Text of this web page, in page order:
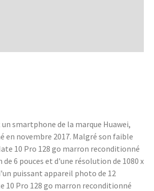
un smartphone de la marque Huawei,
en novembre 2017. Malgré son faible
10 Pro 128 go marron reconditionné
6 pouces et d'une résolution de 1080 x
puissant appareil photo de 12
10 Pro 128 go marron reconditionné